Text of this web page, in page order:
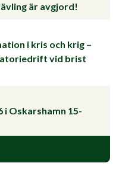
är avgjord!
i kris och krig –
vid brist
Oskarshamn 15-